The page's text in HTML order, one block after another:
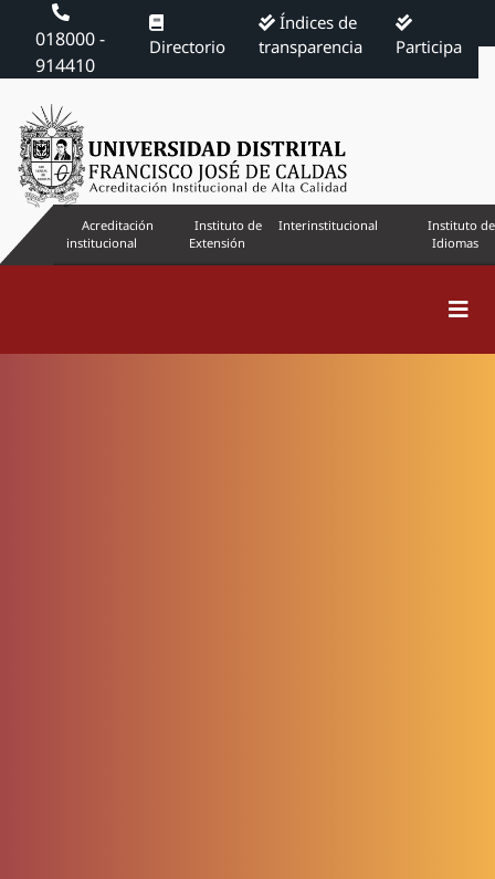
018000 -
914410
Directorio
Índices de
transparencia
Participa
Acreditación
institucional
Instituto de
Extensión
Interinstitucional
Instituto de
Idiomas